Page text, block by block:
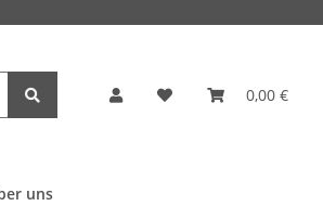
0,00 €
uns